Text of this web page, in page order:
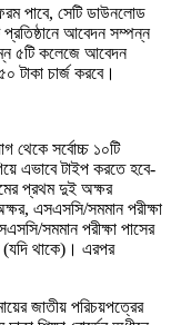
পাবে, সেটি ডাউনলোড
প্রতিষ্ঠানে আবেদন সম্পন্ন
৫টি কলেজে আবেদন
চার্জ করবে।
থেকে সর্বোচ্চ ১০টি
এভাবে টাইপ করতে হবে-
প্রথম দুই অক্ষর
এসএসসি/সমমান পরীক্ষা
সমমান পরীক্ষা পাসের
(যদি থাকে)। এরপর
জাতীয় পরিচয়পত্রের